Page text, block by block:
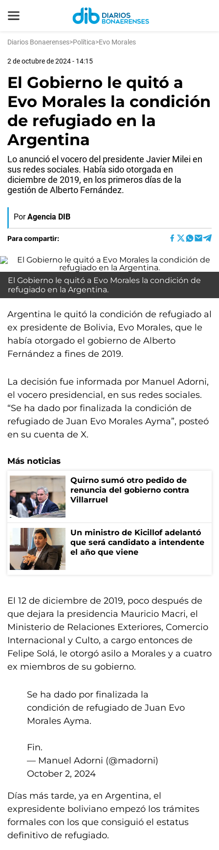
Diarios Bonaerenses>Política>Evo Morales
2 de octubre de 2024 - 14:15
El Gobierno le quitó a
Evo Morales la condición
de refugiado en la
Argentina
Lo anunció el vocero del presidente Javier Milei en
sus redes sociales. Había sido otorgada en
diciembre de 2019, en los primeros días de la
gestión de Alberto Fernández.
Por Agencia DIB
Para compartir:
El Gobierno le quitó a Evo Morales la condición de
refugiado en la Argentina.
Argentina le quitó la condición de refugiado al
ex presidente de Bolivia, Evo Morales, que le
había otorgado el gobierno de Alberto
Fernández a fines de 2019.
La decisión fue informada por Manuel Adorni,
el vocero presidencial, en sus redes sociales.
“Se ha dado por finalizada la condición de
refugiado de Juan Evo Morales Ayma”, posteó
en su cuenta de X.
Más noticias
Quirno sumó otro pedido de
renuncia del gobierno contra
Villarruel
Un ministro de Kicillof adelantó
que será candidato a intendente
el año que viene
El 12 de diciembre de 2019, poco después de
que dejara la presidencia Mauricio Macri, el
Ministerio de Relaciones Exteriores, Comercio
Internacional y Culto, a cargo entonces de
Felipe Solá, le otorgó asilo a Morales y a cuatro
ex miembros de su gobierno.
Se ha dado por finalizada la
condición de refugiado de Juan Evo
Morales Ayma.
Fin.
— Manuel Adorni (@madorni)
October 2, 2024
Días más tarde, ya en Argentina, el
expresidente boliviano empezó los trámites
formales con los que consiguió el estatus
definitivo de refugiado.